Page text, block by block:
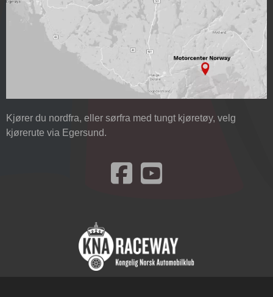
Kjører du nordfra, eller sørfra med tungt kjøretøy, velg
kjørerute via Egersund.
Besøk oss på Facebook